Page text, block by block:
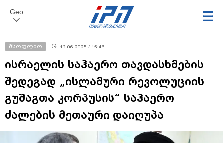
Geo
მსოფლიო 13.06.2025 / 15:46
ისრაელის საჰაერო თავდასხმების
შედეგად „ისლამური რევოლუციის
გუშაგთა კორპუსის“ საჰაერო
ძალების მეთაური დაიღუპა